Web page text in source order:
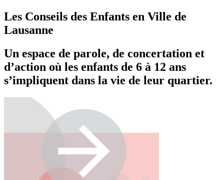
Les Conseils des Enfants en Ville de
Lausanne
Un espace de parole, de concertation et
d’action où les enfants de 6 à 12 ans
s’impliquent dans la vie de leur quartier.